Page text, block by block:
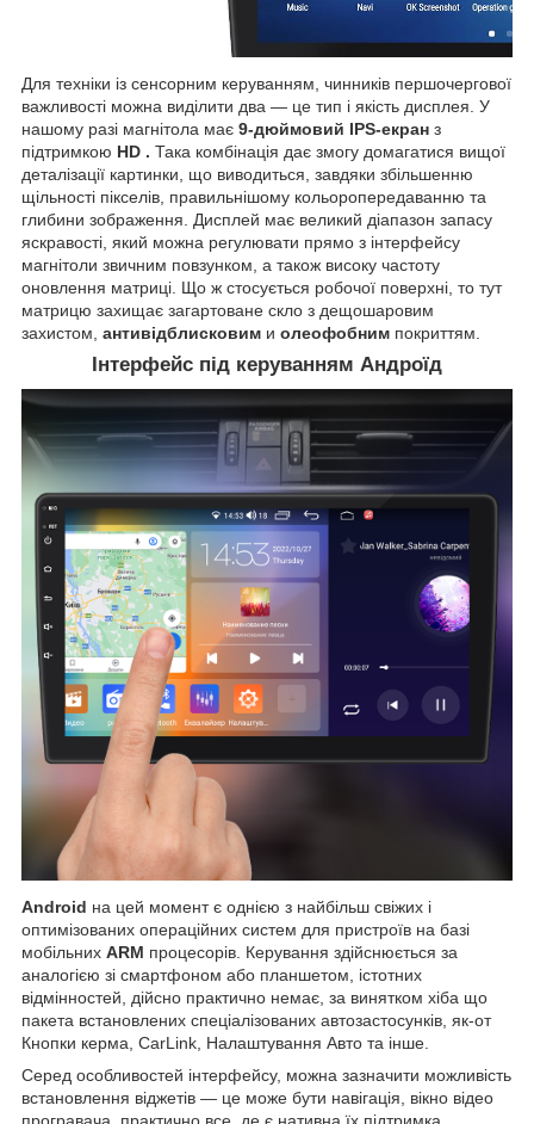
Для техніки із сенсорним керуванням, чинників першочергової
важливості можна виділити два — це тип і якість дисплея. У
нашому разі магнітола має 9-дюймовий IPS-екран з
підтримкою HD . Така комбінація дає змогу домагатися вищої
деталізації картинки, що виводиться, завдяки збільшенню
щільності пікселів, правильнішому кольоропередаванню та
глибини зображення. Дисплей має великий діапазон запасу
яскравості, який можна регулювати прямо з інтерфейсу
магнітоли звичним повзунком, а також високу частоту
оновлення матриці. Що ж стосується робочої поверхні, то тут
матрицю захищає загартоване скло з дещошаровим
захистом, антивідблисковим и олеофобним покриттям.
Інтерфейс під керуванням Андроїд
Android на цей момент є однією з найбільш свіжих і
оптимізованих операційних систем для пристроїв на базі
мобільних ARM процесорів. Керування здійснюється за
аналогією зі смартфоном або планшетом, істотних
відмінностей, дійсно практично немає, за винятком хіба що
пакета встановлених спеціалізованих автозастосунків, як-от
Кнопки керма, CarLink, Налаштування Авто та інше.
Серед особливостей інтерфейсу, можна зазначити можливість
встановлення віджетів — це може бути навігація, вікно відео